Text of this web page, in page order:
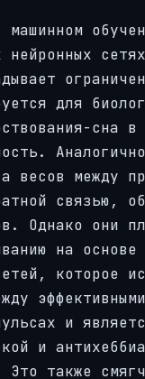
нейронных
для
сна в
весов между
связью,
Однако они
на
которое
и
и
также